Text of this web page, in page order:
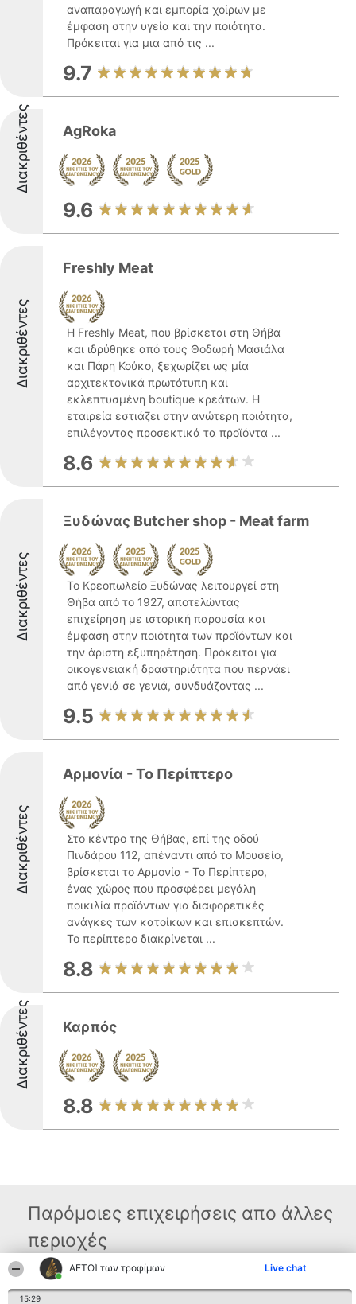
ΑΕΤΟΊ των τροφίμων Live chat
15:29
αναπαραγωγή και εμπορία χοίρων με
έμφαση στην υγεία και την ποιότητα.
Πρόκειται για μια από τις ...
9.7
Διακριθέντες AgRoka
9.6
Διακριθέντες
Freshly Meat
Η Freshly Meat, που βρίσκεται στη Θήβα
και ιδρύθηκε από τους Θοδωρή Μασιάλα
και Πάρη Κούκο, ξεχωρίζει ως μία
αρχιτεκτονικά πρωτότυπη και
εκλεπτυσμένη boutique κρεάτων. Η
εταιρεία εστιάζει στην ανώτερη ποιότητα,
επιλέγοντας προσεκτικά τα προϊόντα ...
8.6
Διακριθέντες
Ξυδώνας Butcher shop - Meat farm
Το Κρεοπωλείο Ξυδώνας λειτουργεί στη
Θήβα από το 1927, αποτελώντας
επιχείρηση με ιστορική παρουσία και
έμφαση στην ποιότητα των προϊόντων και
την άριστη εξυπηρέτηση. Πρόκειται για
οικογενειακή δραστηριότητα που περνάει
από γενιά σε γενιά, συνδυάζοντας ...
9.5
Διακριθέντες
Αρμονία - Το Περίπτερο
Στο κέντρο της Θήβας, επί της οδού
Πινδάρου 112, απέναντι από το Μουσείο,
βρίσκεται το Αρμονία - Το Περίπτερο,
ένας χώρος που προσφέρει μεγάλη
ποικιλία προϊόντων για διαφορετικές
ανάγκες των κατοίκων και επισκεπτών.
Το περίπτερο διακρίνεται ...
8.8
Διακριθέντες Καρπός
8.8
Παρόμοιες επιχειρήσεις απο άλλες
περιοχές
Διοργανωτής της
Κατάταξη Επικοινωνία